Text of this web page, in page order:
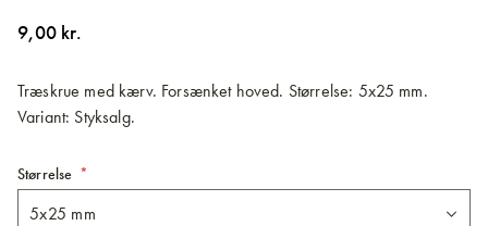
billedgalleriet
9,00 kr.
Træskrue med kærv. Forsænket hoved. Størrelse: 5x25 mm.
Variant: Styksalg.
Størrelse